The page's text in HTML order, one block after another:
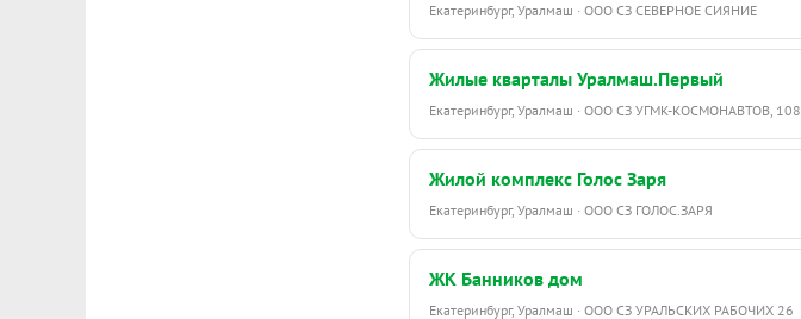
Екатеринбург, Уралмаш · ООО СЗ СЕВЕРНОЕ СИЯНИЕ
Жилые кварталы Уралмаш.Первый
Екатеринбург, Уралмаш · ООО СЗ УГМК-КОСМОНАВТОВ, 108
Жилой комплекс Голос Заря
Екатеринбург, Уралмаш · ООО СЗ ГОЛОС.ЗАРЯ
ЖК Банников дом
Екатеринбург, Уралмаш · ООО СЗ УРАЛЬСКИХ РАБОЧИХ 26